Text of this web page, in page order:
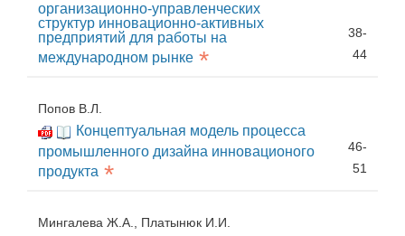
организационно-управленческих
структур инновационно-активных
предприятий для работы на
международном рынке *
38-
44
Попов В.Л.
Концептуальная модель процесса
промышленного дизайна инновационого
продукта *
46-
51
Мингалева Ж.А., Платынюк И.И.